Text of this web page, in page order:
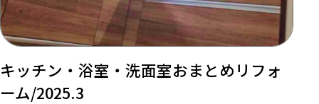
キッチン・浴室・洗面室おまとめリフォ
ーム/2025.3